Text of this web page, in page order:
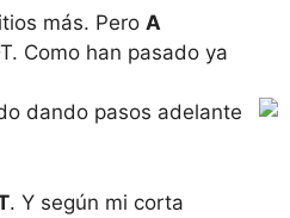
más. Pero A
Como han pasado ya
dando pasos adelante
. Y según mi corta